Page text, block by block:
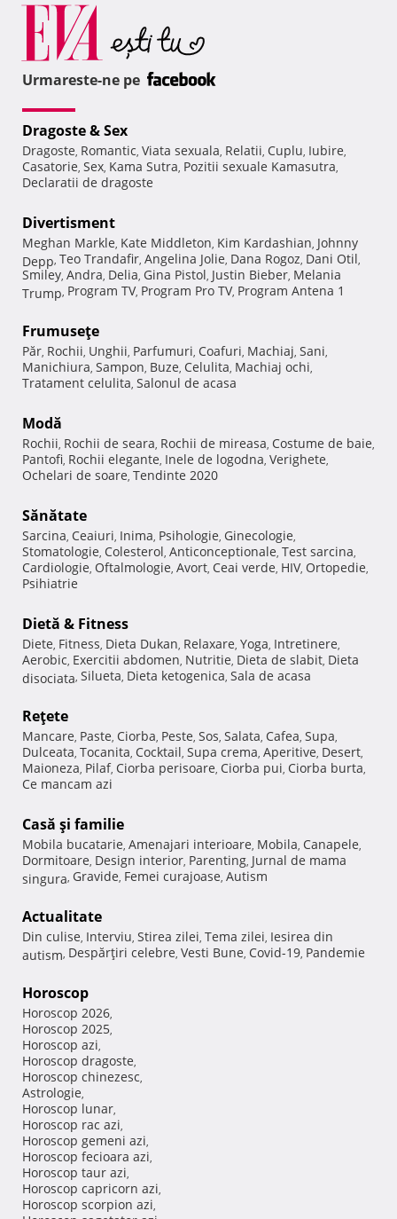
Urmareste-ne pe
Dragoste & Sex
Dragoste, Romantic, Viata sexuala, Relatii, Cuplu, Iubire,
Casatorie, Sex, Kama Sutra, Pozitii sexuale Kamasutra,
Declaratii de dragoste
Divertisment
Meghan Markle, Kate Middleton, Kim Kardashian, Johnny
Depp, Teo Trandafir, Angelina Jolie, Dana Rogoz, Dani Otil,
Smiley, Andra, Delia, Gina Pistol, Justin Bieber, Melania
Trump, Program TV, Program Pro TV, Program Antena 1
Frumuseţe
Păr, Rochii, Unghii, Parfumuri, Coafuri, Machiaj, Sani,
Manichiura, Sampon, Buze, Celulita, Machiaj ochi,
Tratament celulita, Salonul de acasa
Modă
Rochii, Rochii de seara, Rochii de mireasa, Costume de baie,
Pantofi, Rochii elegante, Inele de logodna, Verighete,
Ochelari de soare, Tendinte 2020
Sănătate
Sarcina, Ceaiuri, Inima, Psihologie, Ginecologie,
Stomatologie, Colesterol, Anticonceptionale, Test sarcina,
Cardiologie, Oftalmologie, Avort, Ceai verde, HIV, Ortopedie,
Psihiatrie
Dietă & Fitness
Diete, Fitness, Dieta Dukan, Relaxare, Yoga, Intretinere,
Aerobic, Exercitii abdomen, Nutritie, Dieta de slabit, Dieta
disociata, Silueta, Dieta ketogenica, Sala de acasa
Reţete
Mancare, Paste, Ciorba, Peste, Sos, Salata, Cafea, Supa,
Dulceata, Tocanita, Cocktail, Supa crema, Aperitive, Desert,
Maioneza, Pilaf, Ciorba perisoare, Ciorba pui, Ciorba burta,
Ce mancam azi
Casă şi familie
Mobila bucatarie, Amenajari interioare, Mobila, Canapele,
Dormitoare, Design interior, Parenting, Jurnal de mama
singura, Gravide, Femei curajoase, Autism
Actualitate
Din culise, Interviu, Stirea zilei, Tema zilei, Iesirea din
autism, Despărţiri celebre, Vesti Bune, Covid-19, Pandemie
Horoscop
Horoscop 2026,
Horoscop 2025,
Horoscop azi,
Horoscop dragoste,
Horoscop chinezesc,
Astrologie,
Horoscop lunar,
Horoscop rac azi,
Horoscop gemeni azi,
Horoscop fecioara azi,
Horoscop taur azi,
Horoscop capricorn azi,
Horoscop scorpion azi,